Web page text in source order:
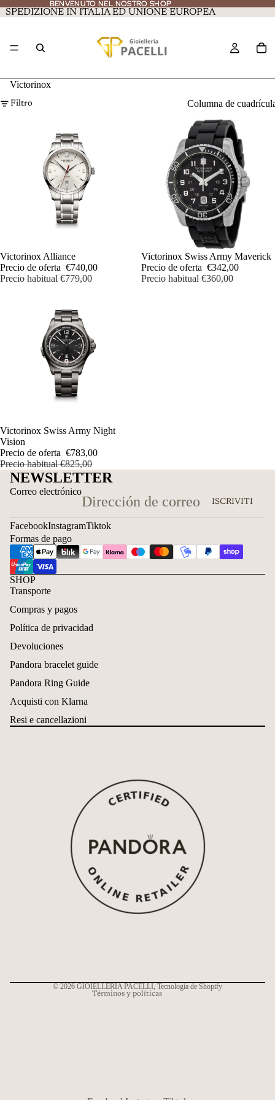
BENVENUTO NEL NOSTRO SHOP
BENVENUTO NEL NOSTRO SHOP
SPEDIZIONE IN ITALIA ED UNIONE EUROPEA
Victorinox
Filtro Columna de
OFERTA
Victorinox Alliance
Precio de oferta €740,00
Precio habitual€779,00
OFERTA
Victorinox Swiss Army Maverick
Precio de oferta €342,00
Precio habitual€360,00
OFERTA
Victorinox Swiss Army Night
Vision
Precio de oferta €783,00
Precio habitual€825,00
NEWSLETTER
Correo electrónico
ISCRIVITI
FacebookInstagramTiktok
Formas de pago
SHOP
Transporte
Compras y pagos
Política de privacidad
Devoluciones
Pandora bracelet guide
Pandora Ring Guide
Acquisti con Klarna
Resi e cancellazioni
© 2026 GIOIELLERIA PACELLI , Tecnología de Shopify
Términos y políticas
Política de reembolso